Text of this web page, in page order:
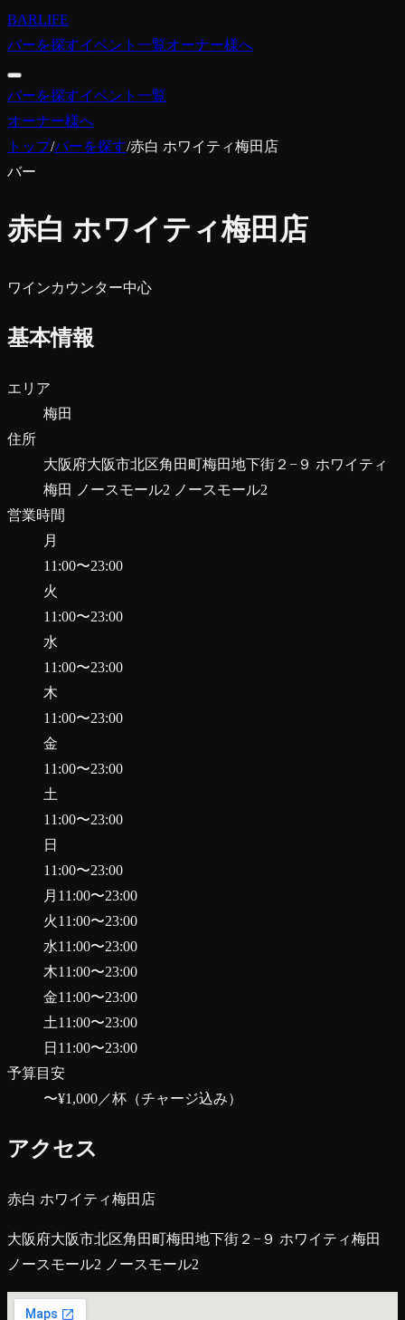
BARLIFE
バーを探すイベント一覧オーナー様へ
バーを探すイベント一覧
オーナー様へ
トップ/バーを探す/赤白 ホワイティ梅田店
バー
赤白 ホワイティ梅田店
ワインカウンター中心
基本情報
エリア
梅田
住所
大阪府大阪市北区角田町梅田地下街２−９ ホワイティ
梅田 ノースモール2 ノースモール2
営業時間
月
11:00〜23:00
火
11:00〜23:00
水
11:00〜23:00
木
11:00〜23:00
金
11:00〜23:00
土
11:00〜23:00
日
11:00〜23:00
月 11:00〜23:00
火11:00〜23:00
水11:00〜23:00
木11:00〜23:00
金11:00〜23:00
土11:00〜23:00
日 11:00〜23:00
予算目安
〜¥1,000 ／杯（チャージ込み）
アクセス
赤白 ホワイティ梅田店
大阪府大阪市北区角田町梅田地下街２−９ ホワイティ梅田
ノースモール2 ノースモール2